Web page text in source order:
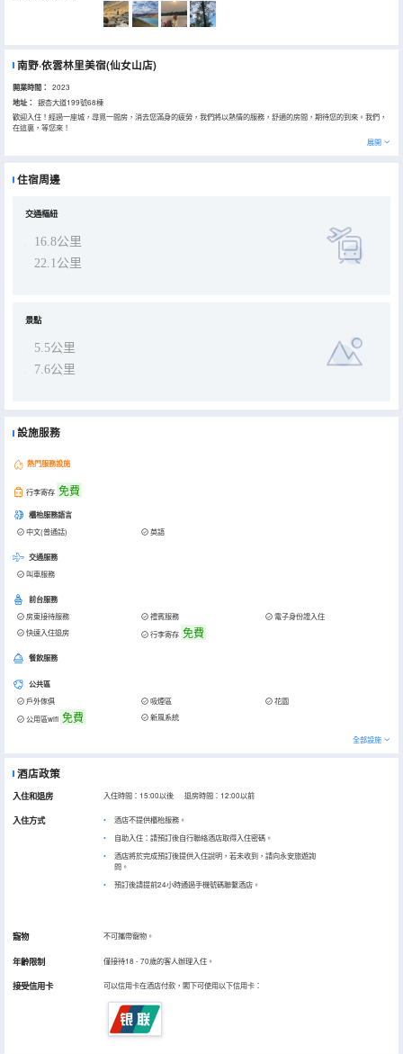
南野·依雲林里美宿(仙女山店)
開業時間： 2023
地址：
銀杏大道199號68棟
歡迎入住！經過一座城，尋覓一間房，消去您滿身的疲勞，我們將以熱情的服務，舒適的房間，期待您的到來。我們，
在這裏，等您來！
展開
住宿周邊
交通樞紐
16.8公里
22.1公里
景點
5.5公里
7.6公里
設施服務
熱門服務設施
行李寄存 免費
櫃枱服務語言
中文(普通話) 英語
交通服務
叫車服務
前台服務
房東接待服務 禮賓服務
電子身份證入住
快速入住退房
行李寄存 免費
餐飲服務
公共區
戶外傢俱 吸煙區
花園
公用區wifi 免費 新風系統
全部設施
酒店政策
入住和退房 入住時間：15:00以後 退房時間：12:00以前
入住方式
酒店不提供櫃枱服務。
自助入住：請預訂後自行聯絡酒店取得入住密碼。
酒店將於完成預訂後提供入住說明，若未收到，請向永安旅遊詢
問。
預訂後請提前24小時通過手機號碼聯繫酒店。
寵物 不可攜帶寵物。
年齡限制 僅接待18 - 70歲的客人辦理入住。
接受信用卡 可以信用卡在酒店付款，閣下可使用以下信用卡：